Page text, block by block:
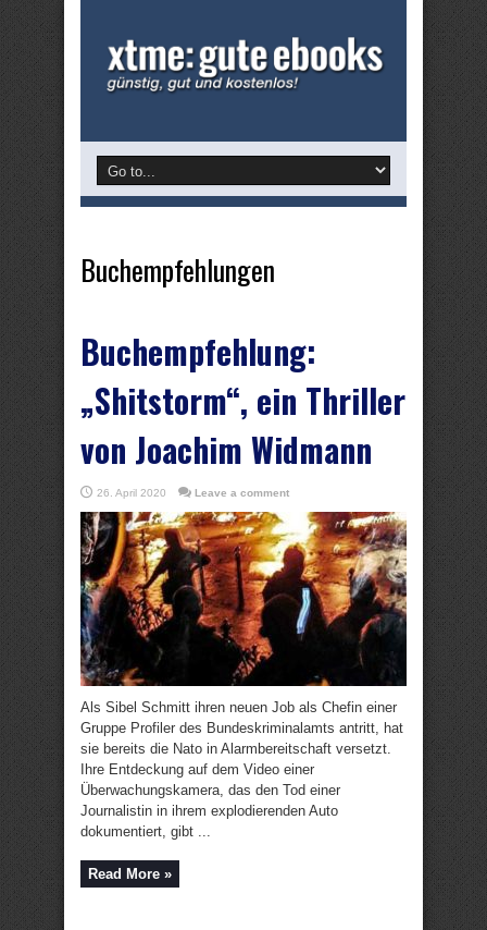
Buchempfehlungen
Buchempfehlung:
„Shitstorm“, ein Thriller
von Joachim Widmann
26. April 2020 Leave a comment
Als Sibel Schmitt ihren neuen Job als Chefin einer
Gruppe Profiler des Bundeskriminalamts antritt, hat
sie bereits die Nato in Alarmbereitschaft versetzt.
Ihre Entdeckung auf dem Video einer
Überwachungskamera, das den Tod einer
Journalistin in ihrem explodierenden Auto
dokumentiert, gibt ...
Read More »